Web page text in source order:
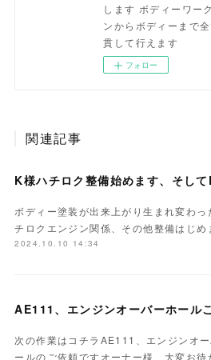
します ボディーワー
ンからボディーまで
貫して行えます
フォロー
関連記事
ボディー塗装が出来上がり生まれ変わっ
チロクエンジン関係、その他整備はじめ
2024.10.10 14:34
AE111、エンジンオーバーホール
次の作業はコチラAE111、エンジンオ
ールのご依頼ですオーナー様、大変お